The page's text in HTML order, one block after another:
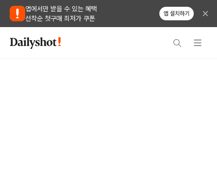
앱에서만 받을 수 있는 혜택
선착순 첫구매 최저가 쿠폰
앱 설치하기